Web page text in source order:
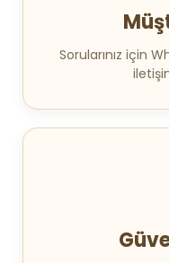
Sorularınız için